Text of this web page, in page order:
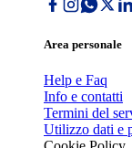
Area personale
Help e Faq
Info e contatti
Termini del
Utilizzo dati e